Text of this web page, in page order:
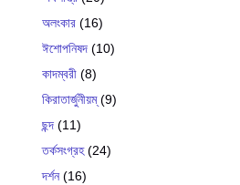
অলংকার (16)
ঈশোপনিষদ (10)
কাদম্বরী (8)
কিরাতার্জুনীয়ম্(9)
ছন্দ (11)
তর্কসংগ্রহ(24)
দর্শন(16)